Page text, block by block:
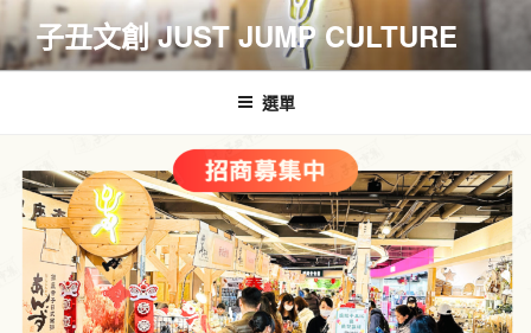
跳
至
主
子丑文創 JUST JUMP CULTURE
選單